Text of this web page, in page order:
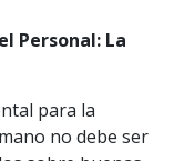
Personal: La
para la
no debe ser